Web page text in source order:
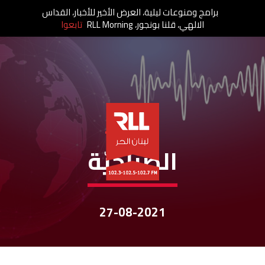
نشرات الأخبار
الصباحيّة
27-08-2021
برامج ومنوعات ليلية، العرض الأخير للأخبار، القداس
الالهي، قلنا بونجور، RLL Morning تابعوا